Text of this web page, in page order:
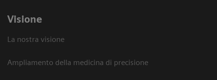
Visione
La nostra visione
Ampliamento della medicina di precisione